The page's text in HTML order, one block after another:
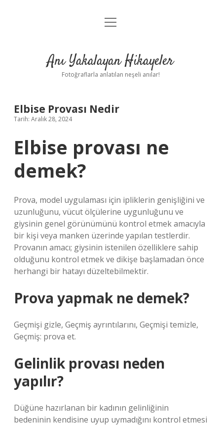
Anasayfa
Yasal Uyarı
menüyü
Anı Yakalayan Hikayeler
Fotoğraflarla anlatılan neşeli anılar!
Elbise Provası Nedir
Tarih: Aralık 28, 2024
Elbise provası ne
demek?
Prova, model uygulaması için ipliklerin genişliğini ve
uzunluğunu, vücut ölçülerine uygunluğunu ve
giysinin genel görünümünü kontrol etmek amacıyla
bir kişi veya manken üzerinde yapılan testlerdir.
Provanın amacı; giysinin istenilen özelliklere sahip
olduğunu kontrol etmek ve dikişe başlamadan önce
herhangi bir hatayı düzeltebilmektir.
Prova yapmak ne demek?
Geçmişi gizle, Geçmiş ayrıntılarını, Geçmişi temizle,
Geçmiş: prova et.
Gelinlik provası neden
yapılır?
Düğüne hazırlanan bir kadının gelinliğinin
bedeninin kendisine uyup uymadığını kontrol etmesi